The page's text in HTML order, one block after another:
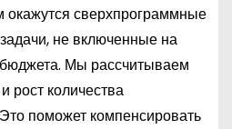
сверхпрограммные
не включенные на
Мы рассчитываем
рост количества
поможет компенсировать